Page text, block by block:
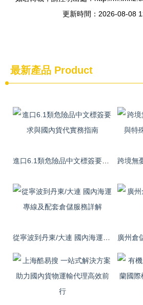
更新時間：2026-08-08
最新產品 Product